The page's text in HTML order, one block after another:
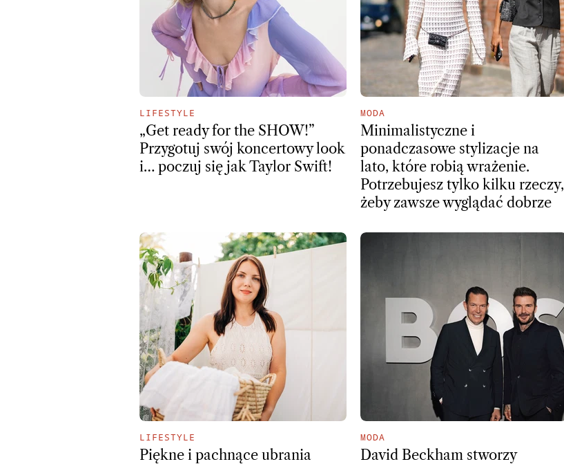
LIFESTYLE
„Get ready for the SHOW!”
Przygotuj swój koncertowy look
i… poczuj się jak Taylor Swift!
MODA
Minimalistyczne i
ponadczasowe stylizacje na
lato, które robią wrażenie.
Potrzebujesz tylko kilku rzeczy,
żeby zawsze wyglądać dobrze
LIFESTYLE
Piękne i pachnące ubrania
MODA
David Beckham stworzy